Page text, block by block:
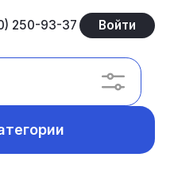
250-93-37 Войти